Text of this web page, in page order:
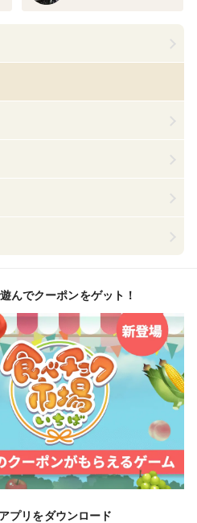
んでクーポンをゲット！
プリをダウンロード